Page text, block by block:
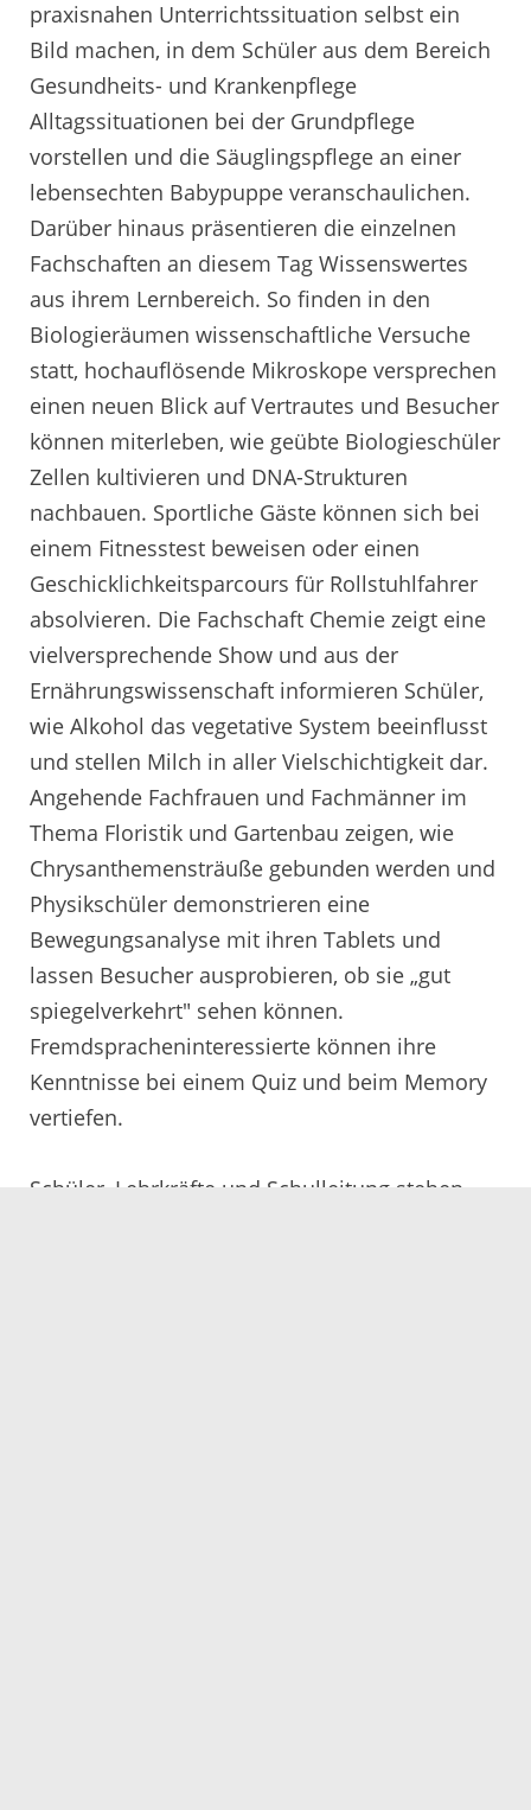
praxisnahen Unterrichtssituation selbst ein
Bild machen, in dem Schüler aus dem Bereich
Gesundheits- und Krankenpflege
Alltagssituationen bei der Grundpflege
vorstellen und die Säuglingspflege an einer
lebensechten Babypuppe veranschaulichen.
Darüber hinaus präsentieren die einzelnen
Fachschaften an diesem Tag Wissenswertes
aus ihrem Lernbereich. So finden in den
Biologieräumen wissenschaftliche Versuche
statt, hochauflösende Mikroskope versprechen
einen neuen Blick auf Vertrautes und Besucher
können miterleben, wie geübte Biologieschüler
Zellen kultivieren und DNA-Strukturen
nachbauen. Sportliche Gäste können sich bei
einem Fitnesstest beweisen oder einen
Geschicklichkeitsparcours für Rollstuhlfahrer
absolvieren. Die Fachschaft Chemie zeigt eine
vielversprechende Show und aus der
Ernährungswissenschaft informieren Schüler,
wie Alkohol das vegetative System beeinflusst
und stellen Milch in aller Vielschichtigkeit dar.
Angehende Fachfrauen und Fachmänner im
Thema Floristik und Gartenbau zeigen, wie
Chrysanthemensträuße gebunden werden und
Physikschüler demonstrieren eine
Bewegungsanalyse mit ihren Tablets und
lassen Besucher ausprobieren, ob sie „gut
spiegelverkehrt" sehen können.
Fremdspracheninteressierte können ihre
Kenntnisse bei einem Quiz und beim Memory
vertiefen.
Schüler, Lehrkräfte und Schulleitung stehen